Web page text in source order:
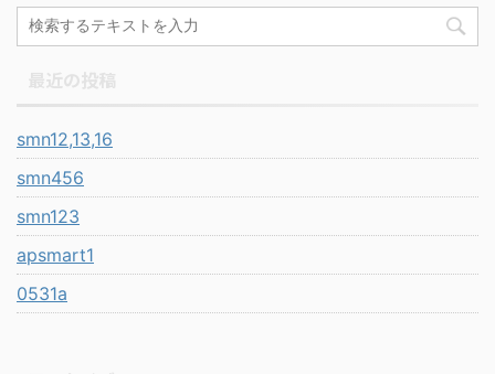
smn12,13,16
smn456
smn123
apsmart1
0531a